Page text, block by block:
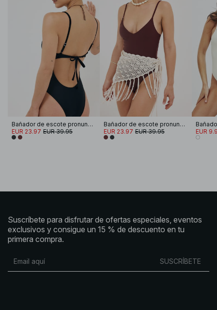
Bañador de escote pronunciado y espalda abierta
EUR 23.97 EUR 39.95
Bañador de escote pronunciado y espalda abierta
EUR 23.97 EUR 39.95
EUR
Suscríbete para disfrutar de ofertas especiales, eventos
exclusivos y consigue un 15 % de descuento en tu
primera compra.
SUSCRÍBETE